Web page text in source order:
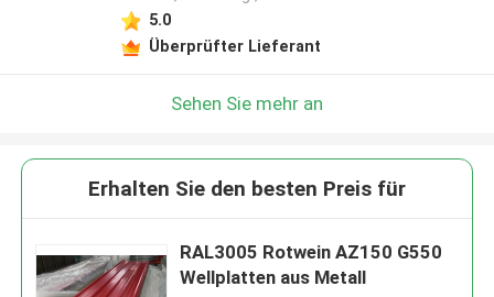
5.0
Überprüfter Lieferant
Sehen Sie mehr an
Erhalten Sie den besten Preis für
RAL3005 Rotwein AZ150 G550
Wellplatten aus Metall